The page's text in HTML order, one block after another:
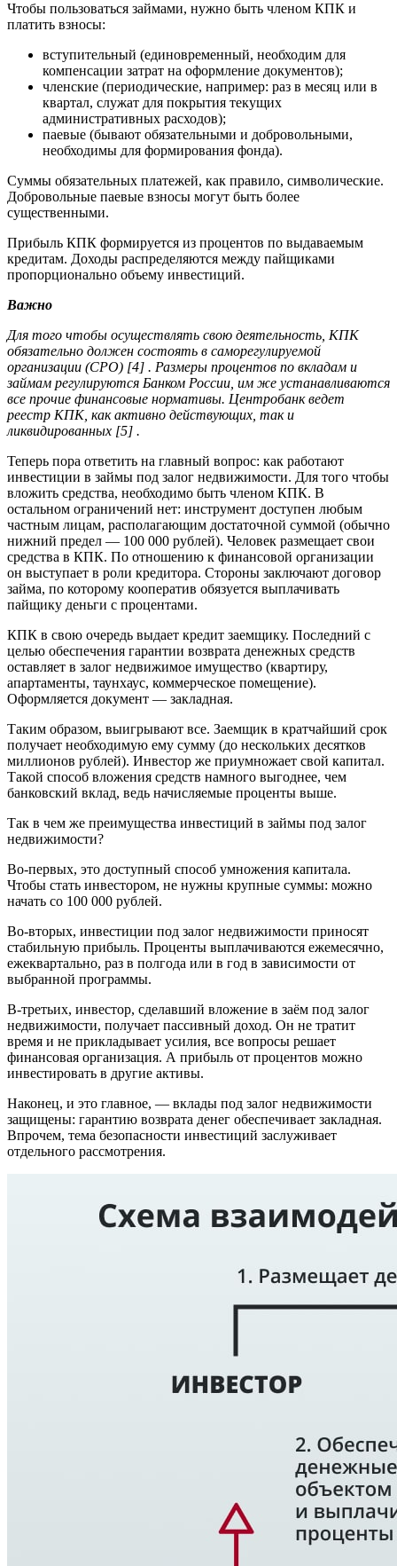
Чтобы пользоваться займами, нужно быть членом КПК и
платить взносы:
вступительный (единовременный, необходим для
компенсации затрат на оформление документов);
членские (периодические, например: раз в месяц или в
квартал, служат для покрытия текущих
административных расходов);
паевые (бывают обязательными и добровольными,
необходимы для формирования фонда).
Суммы обязательных платежей, как правило, символические.
Добровольные паевые взносы могут быть более
существенными.
Прибыль КПК формируется из процентов по выдаваемым
кредитам. Доходы распределяются между пайщиками
пропорционально объему инвестиций.
Важно
Для того чтобы осуществлять свою деятельность, КПК
обязательно должен состоять в саморегулируемой
организации (СРО) [4] . Размеры процентов по вкладам и
займам регулируются Банком России, им же устанавливаются
все прочие финансовые нормативы. Центробанк ведет
реестр КПК, как активно действующих, так и
ликвидированных [5] .
Теперь пора ответить на главный вопрос: как работают
инвестиции в займы под залог недвижимости. Для того чтобы
вложить средства, необходимо быть членом КПК. В
остальном ограничений нет: инструмент доступен любым
частным лицам, располагающим достаточной суммой (обычно
нижний предел — 100 000 рублей). Человек размещает свои
средства в КПК. По отношению к финансовой организации
он выступает в роли кредитора. Стороны заключают договор
займа, по которому кооператив обязуется выплачивать
пайщику деньги с процентами.
КПК в свою очередь выдает кредит заемщику. Последний с
целью обеспечения гарантии возврата денежных средств
оставляет в залог недвижимое имущество (квартиру,
апартаменты, таунхаус, коммерческое помещение).
Оформляется документ — закладная.
Таким образом, выигрывают все. Заемщик в кратчайший срок
получает необходимую ему сумму (до нескольких десятков
миллионов рублей). Инвестор же приумножает свой капитал.
Такой способ вложения средств намного выгоднее, чем
банковский вклад, ведь начисляемые проценты выше.
Так в чем же преимущества инвестиций в займы под залог
недвижимости?
Во-первых, это доступный способ умножения капитала.
Чтобы стать инвестором, не нужны крупные суммы: можно
начать со 100 000 рублей.
Во-вторых, инвестиции под залог недвижимости приносят
стабильную прибыль. Проценты выплачиваются ежемесячно,
ежеквартально, раз в полгода или в год в зависимости от
выбранной программы.
В-третьих, инвестор, сделавший вложение в заём под залог
недвижимости, получает пассивный доход. Он не тратит
время и не прикладывает усилия, все вопросы решает
финансовая организация. А прибыль от процентов можно
инвестировать в другие активы.
Наконец, и это главное, — вклады под залог недвижимости
защищены: гарантию возврата денег обеспечивает закладная.
Впрочем, тема безопасности инвестиций заслуживает
отдельного рассмотрения.